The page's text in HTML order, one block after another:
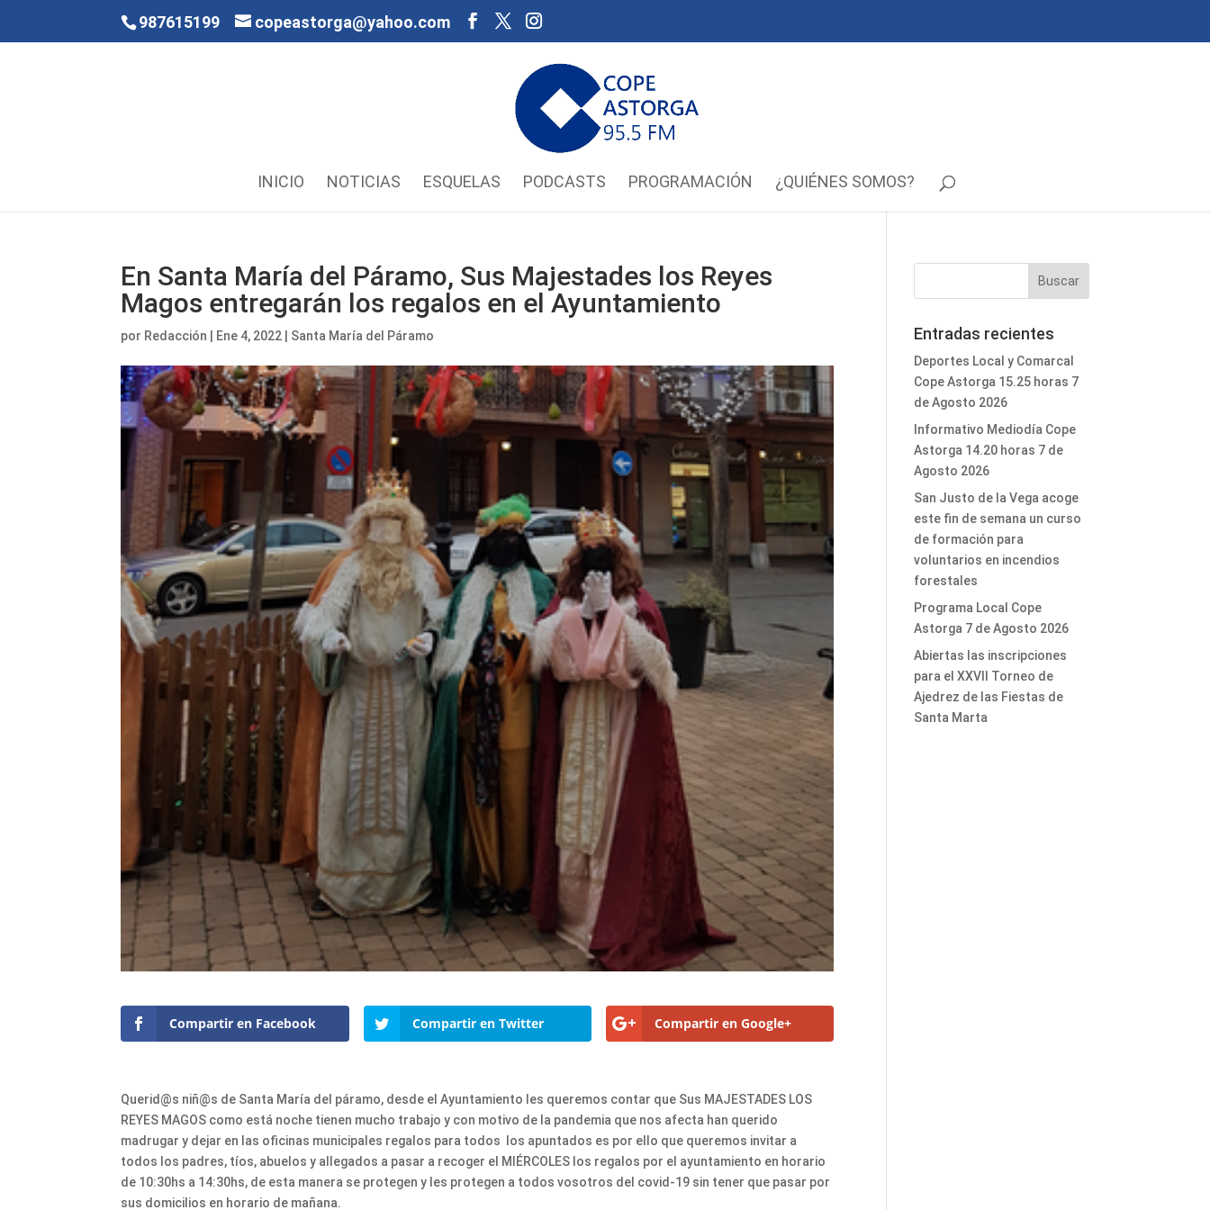
987615199 copeastorga@yahoo.com
INICIO NOTICIAS ESQUELAS PODCASTS PROGRAMACIÓN ¿QUIÉNES SOMOS?
En Santa María del Páramo, Sus Majestades los Reyes
Magos entregarán los regalos en el Ayuntamiento
por Redacción Ene 4, 2022 Santa María del Páramo
Compartir en Facebook Compartir en Twitter Compartir en Google+
Querid@s niñ@s de Santa María del páramo, desde el Ayuntamiento les queremos contar que Sus MAJESTADES LOS
REYES MAGOS como está noche tienen mucho trabajo y con motivo de la pandemia que nos afecta han querido
madrugar y dejar en las oficinas municipales regalos para todos los apuntados es por ello que queremos invitar a
todos los padres, tíos, abuelos y allegados a pasar a recoger el MIÉRCOLES los regalos por el ayuntamiento en horario
de 10:30hs a 14:30hs, de esta manera se protegen y les protegen a todos vosotros del covid-19 sin tener que pasar por
sus domicilios en horario de mañana.
Entradas recientes
Deportes Local y Comarcal
Cope Astorga 15.25 horas 7
de Agosto 2026
Informativo Mediodía Cope
Astorga 14.20 horas 7 de
Agosto 2026
San Justo de la Vega acoge
este fin de semana un curso
de formación para
voluntarios en incendios
forestales
Programa Local Cope
Astorga 7 de Agosto 2026
Abiertas las inscripciones
para el XXVII Torneo de
Ajedrez de las Fiestas de
Santa Marta